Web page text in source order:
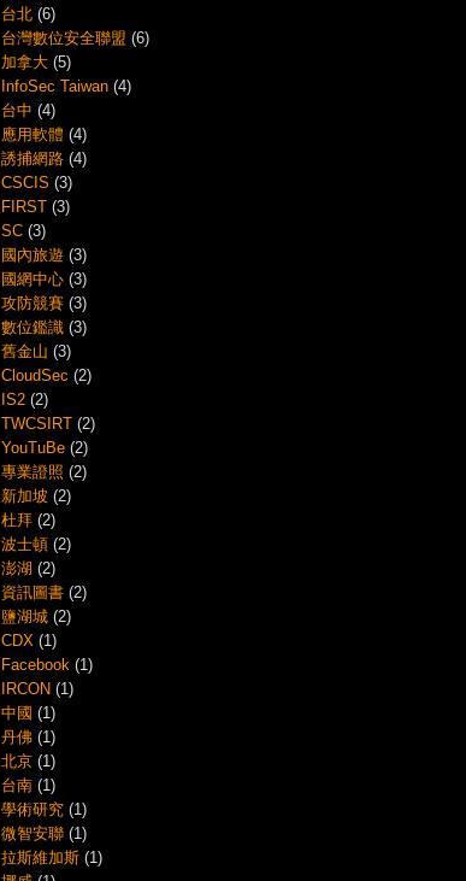
台北 (6)
台灣數位安全聯盟 (6)
加拿大 (5)
InfoSec Taiwan (4)
台中 (4)
應用軟體 (4)
誘捕網路 (4)
CSCIS (3)
FIRST (3)
SC (3)
國內旅遊 (3)
國網中心 (3)
攻防競賽 (3)
數位鑑識 (3)
舊金山 (3)
CloudSec (2)
IS2 (2)
TWCSIRT (2)
YouTuBe (2)
專業證照 (2)
新加坡 (2)
杜拜 (2)
波士頓 (2)
澎湖 (2)
資訊圖書 (2)
鹽湖城 (2)
CDX (1)
Facebook (1)
IRCON (1)
中國 (1)
丹佛 (1)
北京 (1)
台南 (1)
學術研究 (1)
微智安聯 (1)
拉斯維加斯 (1)